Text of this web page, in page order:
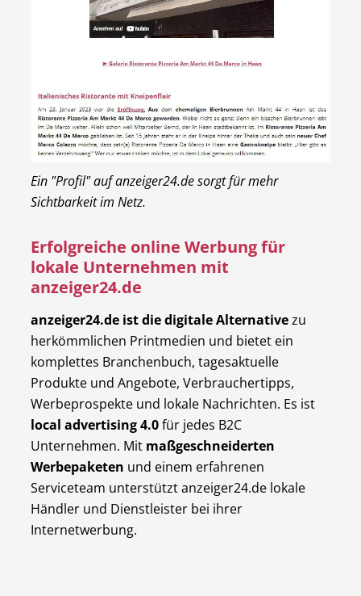
Ein "Profil" auf anzeiger24.de sorgt für mehr
Sichtbarkeit im Netz.
Erfolgreiche online Werbung für
lokale Unternehmen mit
anzeiger24.de
anzeiger24.de ist die digitale Alternativezu
herkömmlichen Printmedien und bietet ein
komplettes Branchenbuch, tagesaktuelle
Produkte und Angebote, Verbrauchertipps,
Werbeprospekte und lokale Nachrichten. Es ist
local advertising 4.0für jedes B2C
Unternehmen. Mit maßgeschneiderten
Werbepaketen und einem erfahrenen
Serviceteam unterstützt anzeiger24.de lokale
Händler und Dienstleister bei ihrer
Internetwerbung.